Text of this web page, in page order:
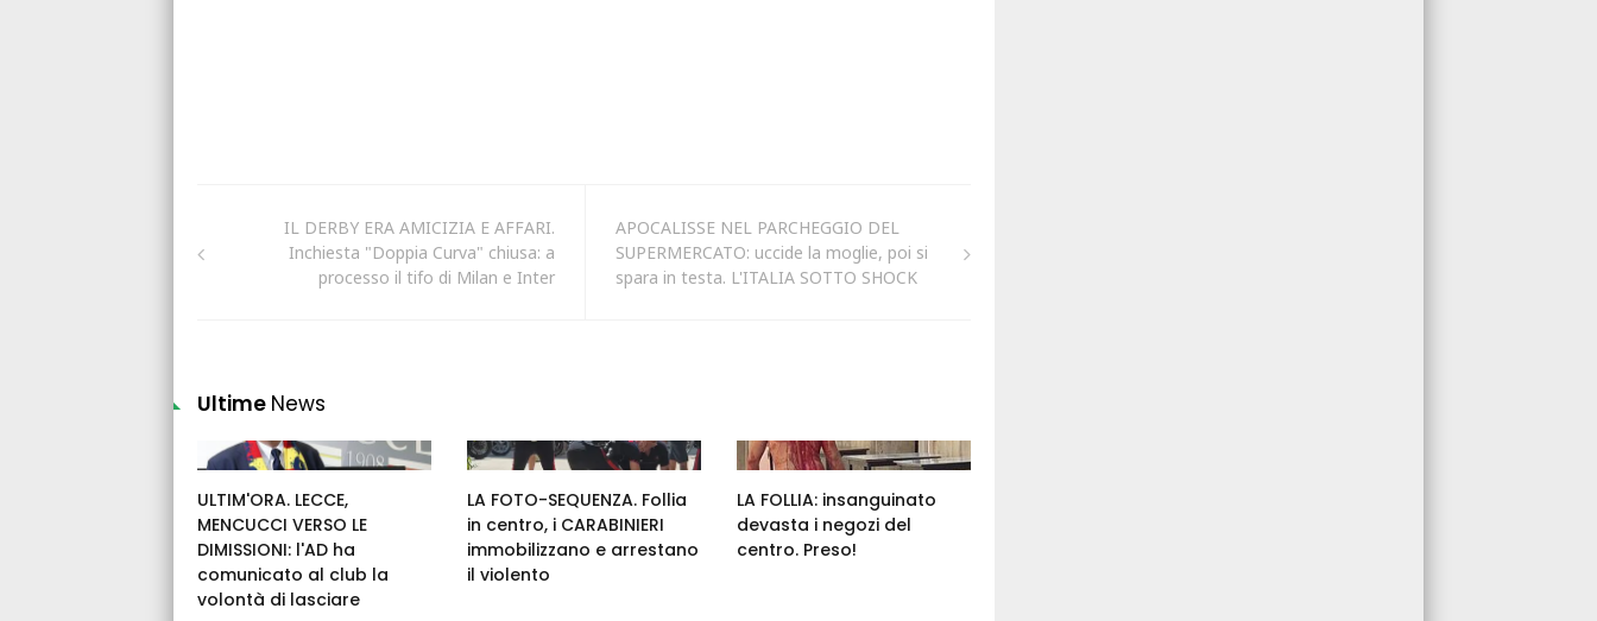
IL DERBY ERA AMICIZIA E AFFARI.
Inchiesta "Doppia Curva" chiusa: a
processo il tifo di Milan e Inter
APOCALISSE NEL PARCHEGGIO DEL
SUPERMERCATO: uccide la moglie, poi si
spara in testa. L'ITALIA SOTTO SHOCK
Ultime News
ULTIM'ORA. LECCE,
MENCUCCI VERSO LE
DIMISSIONI: l'AD ha
comunicato al club la
volontà di lasciare
LA FOTO-SEQUENZA. Follia
in centro, i CARABINIERI
immobilizzano e arrestano
il violento
LA FOLLIA: insanguinato
devasta i negozi del
centro. Preso!